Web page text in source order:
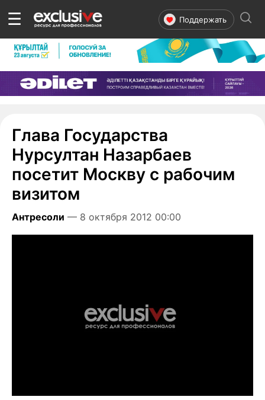
☰ Поддержать
Глава Государства
Нурсултан Назарбаев
посетит Москву с рабочим
визитом
Антресоли — 8 октября 2012 00:00